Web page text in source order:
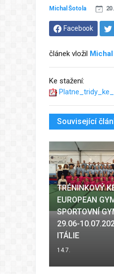
Michal Šotola
Facebook
článek vložil
Ke stažení:
Související
TRÉNINKOVÝ
EUROPEAN
SPORTOVNÍ
29.06-
ITÁLIE
14.7.